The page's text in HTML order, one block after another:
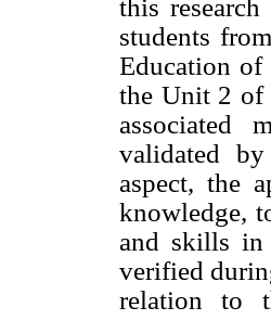
this
students
Education
the Unit 2 of
associated
validated
aspect, the
knowledge,
and skills in
verified
relation to